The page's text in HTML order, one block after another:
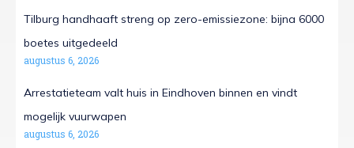
Tilburg handhaaft streng op zero-emissiezone: bijna 6000
boetes uitgedeeld
augustus 6, 2026
Arrestatieteam valt huis in Eindhoven binnen en vindt
mogelijk vuurwapen
augustus 6, 2026